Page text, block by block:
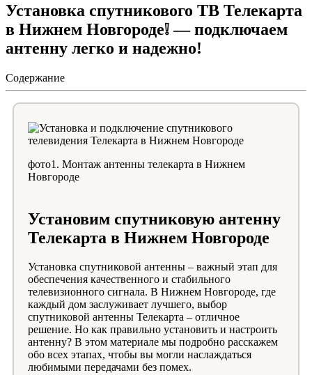
Установка спутникового ТВ Телекарта
в Нижнем Новгороде❕ — подключаем
антенну легко и надежно!
Содержание
фото1. Монтаж антенны телекарта в Нижнем
Новгороде
Установим спутниковую антенну
Телекарта в Нижнем Новгороде
Установка спутниковой антенны – важный этап для
обеспечения качественного и стабильного
телевизионного сигнала. В Нижнем Новгороде, где
каждый дом заслуживает лучшего, выбор
спутниковой антенны Телекарта – отличное
решение. Но как правильно установить и настроить
антенну? В этом материале мы подробно расскажем
обо всех этапах, чтобы вы могли наслаждаться
любимыми передачами без помех.